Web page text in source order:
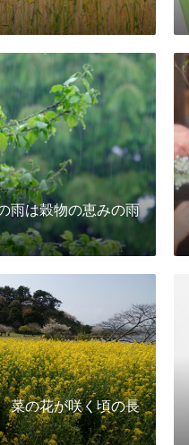
は穀物の恵みの雨
の花が咲く頃の長